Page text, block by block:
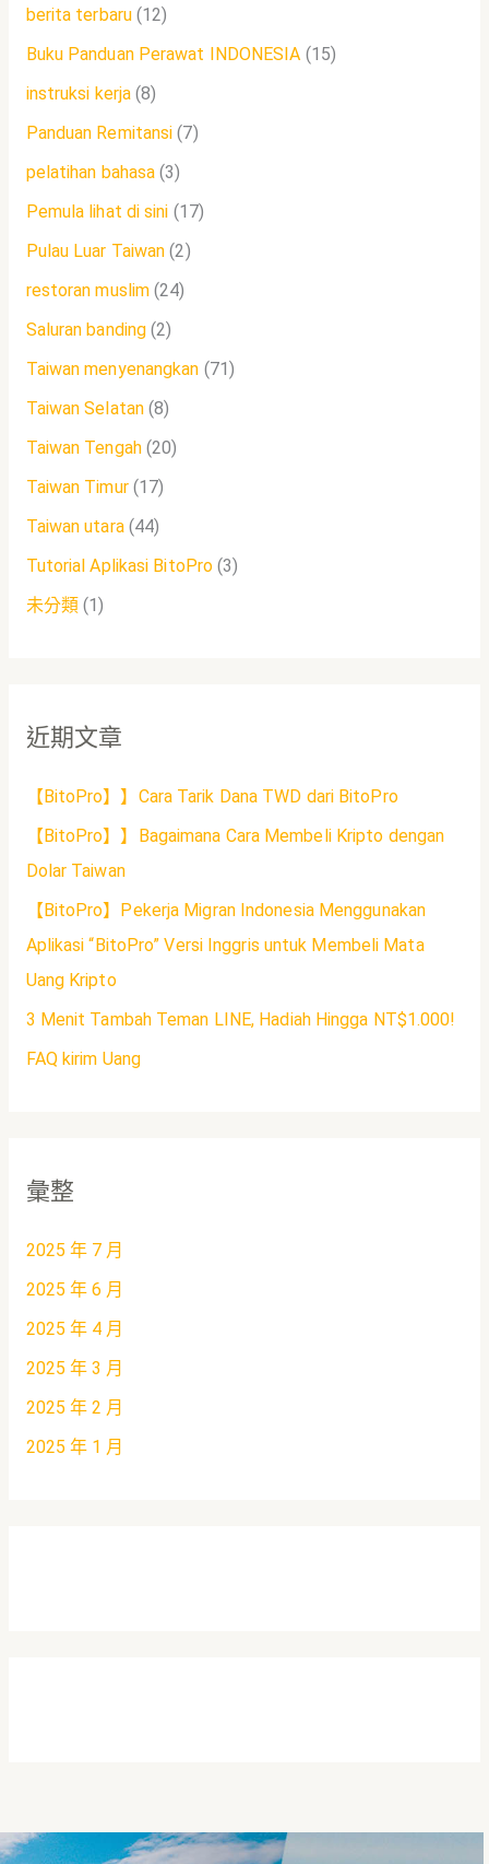
berita terbaru(12)
Buku Panduan Perawat INDONESIA (15)
instruksi kerja (8)
Panduan Remitansi (7)
pelatihan bahasa (3)
Pemula lihat di sini (17)
Pulau Luar Taiwan (2)
restoran muslim (24)
Saluran banding (2)
Taiwan menyenangkan (71)
Taiwan Selatan(8)
Taiwan Tengah(20)
Taiwan Timur(17)
Taiwan utara(44)
Tutorial Aplikasi BitoPro (3)
未分類 (1)
近期文章
【BitoPro】】Cara Tarik Dana TWD dari BitoPro
【BitoPro】】Bagaimana Cara Membeli Kripto dengan
Dolar Taiwan
【BitoPro】Pekerja Migran Indonesia Menggunakan
Aplikasi “BitoPro” Versi Inggris untuk Membeli Mata
Uang Kripto
3 Menit Tambah Teman LINE, Hadiah Hingga NT$1.000!
FAQ kirim Uang
彙整
2025 年 7 月
2025 年 6 月
2025 年 4 月
2025 年 3 月
2025 年 2 月
2025 年 1 月